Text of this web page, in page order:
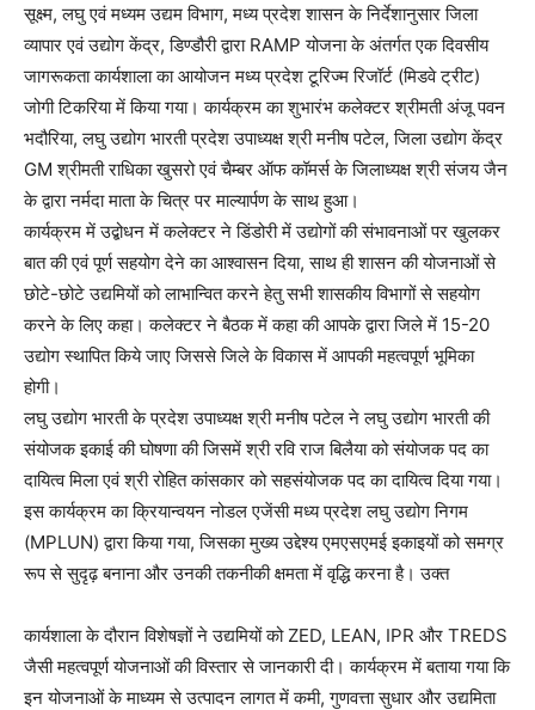
सूक्ष्म, लघु एवं मध्यम उद्यम विभाग, मध्य प्रदेश शासन के निर्देशानुसार जिला
व्यापार एवं उद्योग केंद्र, डिण्डौरी द्वारा RAMP योजना के अंतर्गत एक दिवसीय
जागरूकता कार्यशाला का आयोजन मध्य प्रदेश टूरिज्म रिजॉर्ट (मिडवे ट्रीट)
जोगी टिकरिया में किया गया। कार्यक्रम का शुभारंभ कलेक्टर श्रीमती अंजू पवन
भदौरिया, लघु उद्योग भारती प्रदेश उपाध्यक्ष श्री मनीष पटेल, जिला उद्योग केंद्र
GM श्रीमती राधिका खुसरो एवं चैम्बर ऑफ कॉमर्स के जिलाध्यक्ष श्री संजय जैन
के द्वारा नर्मदा माता के चित्र पर माल्यार्पण के साथ हुआ।
कार्यक्रम में उद्बोधन में कलेक्टर ने डिंडोरी में उद्योगों की संभावनाओं पर खुलकर
बात की एवं पूर्ण सहयोग देने का आश्वासन दिया, साथ ही शासन की योजनाओं से
छोटे-छोटे उद्यमियों को लाभान्वित करने हेतु सभी शासकीय विभागों से सहयोग
करने के लिए कहा। कलेक्टर ने बैठक में कहा की आपके द्वारा जिले में 15-20
उद्योग स्थापित किये जाए जिससे जिले के विकास में आपकी महत्वपूर्ण भूमिका
होगी।
लघु उद्योग भारती के प्रदेश उपाध्यक्ष श्री मनीष पटेल ने लघु उद्योग भारती की
संयोजक इकाई की घोषणा की जिसमें श्री रवि राज बिलैया को संयोजक पद का
दायित्व मिला एवं श्री रोहित कांसकार को सहसंयोजक पद का दायित्व दिया गया।
इस कार्यक्रम का क्रियान्वयन नोडल एजेंसी मध्य प्रदेश लघु उद्योग निगम
(MPLUN) द्वारा किया गया, जिसका मुख्य उद्देश्य एमएसएमई इकाइयों को समग्र
रूप से सुदृढ़ बनाना और उनकी तकनीकी क्षमता में वृद्धि करना है। उक्त
कार्यशाला के दौरान विशेषज्ञों ने उद्यमियों को ZED, LEAN, IPR और TREDS
जैसी महत्वपूर्ण योजनाओं की विस्तार से जानकारी दी। कार्यक्रम में बताया गया कि
इन योजनाओं के माध्यम से उत्पादन लागत में कमी, गुणवत्ता सुधार और उद्यमिता